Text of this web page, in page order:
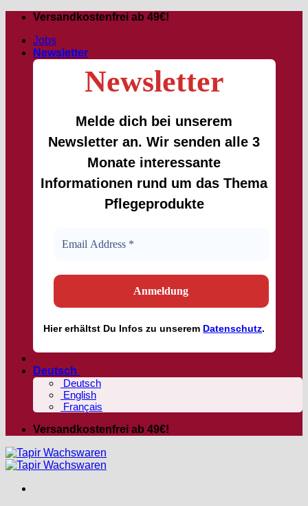
Zum
springen
Versandkostenfrei ab 49€!
Jobs
Newsletter
Newsletter
Melde dich bei unserem
Newsletter an. Wir senden alle 3
Monate interessante
Informationen rund um das Thema
Pflegeprodukte
Hiererhältst Du Infos zu unserem Datenschutz.
Deutsch
Deutsch
English
Français
Versandkostenfrei ab 49€!